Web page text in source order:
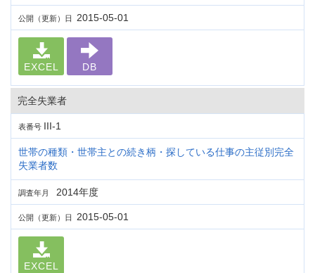
公開（更新）日 2015-05-01
EXCEL DB
完全失業者
表番号 III-1
世帯の種類・世帯主との続き柄・探している仕事の主従別完全
失業者数
調査年月 2014年度
公開（更新）日 2015-05-01
EXCEL